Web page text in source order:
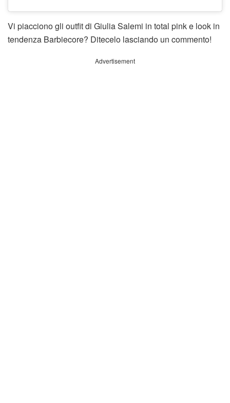
Vi piacciono gli outfit di Giulia Salemi in total pink e look in
tendenza Barbiecore? Ditecelo lasciando un commento!
Advertisement